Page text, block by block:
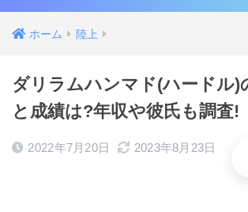
ホーム 陸上
ダリラムハンマド(ハードル)
と成績は?年収や彼氏も調査!
2022年7月20日 2023年8月23日